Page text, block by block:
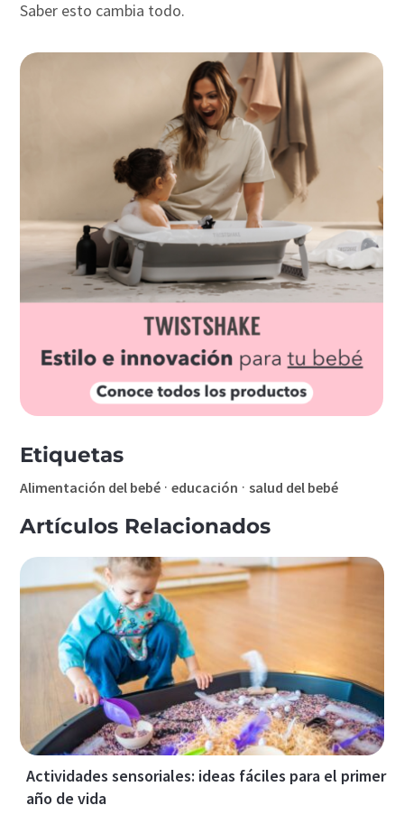
Saber esto cambia todo.
Etiquetas
Alimentación del bebé ·educación ·salud del bebé
Artículos Relacionados
Actividades sensoriales: ideas fáciles para el primer
año de vida